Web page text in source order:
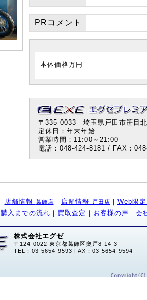
PRコメント
本体価格万円
〒335-0033 埼玉県戸田市笹目
定休日：年末年始
営業時間：11:00～21:00
電話：048-424-8181 / FAX：
｜ 店舗情報 葛飾店 ｜ 店舗情報 戸田店 ｜ Web限
購入までの流れ ｜ 買取査定 ｜ お客様の声 ｜ 会
株式会社エグゼ
〒124-0022 東京都葛飾区奥戸8-14-3
TEL：03-5654-9593 FAX：03-5654-9594